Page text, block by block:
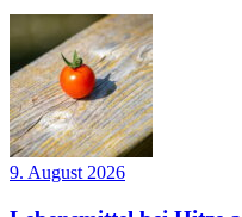
9. August 2026